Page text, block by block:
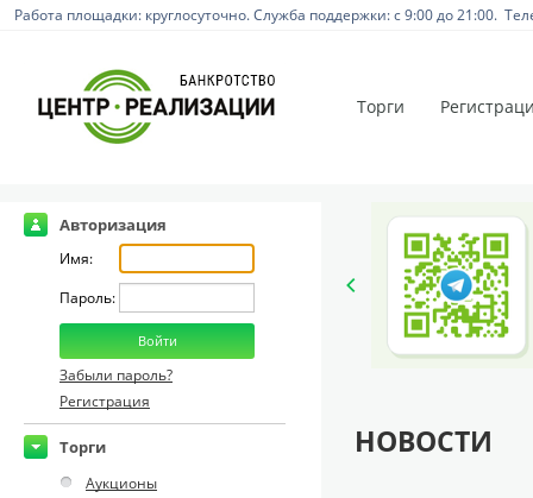
Работа площадки: круглосуточно. Служба поддержки: с 9:00 до 21:00.
Торги
Авторизация
Имя:
Пароль:
Забыли пароль?
Регистрация
Торги
Аукционы
НОВОСТИ